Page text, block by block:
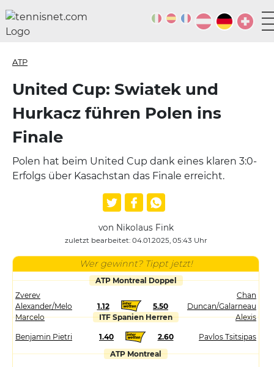
ATP
United Cup: Swiatek und
Hurkacz führen Polen ins
Finale
Polen hat beim United Cup dank eines klaren 3:0-
Erfolgs über Kasachstan das Finale erreicht.
von Nikolaus Fink
zuletzt bearbeitet: 04.01.2025, 05:43 Uhr
Wer gewinnt? Tippt jetzt!
ATP Montreal Doppel
Zverev
Alexander/Melo
Marcelo
1.12 5.50
Chan
Duncan/Galarneau
Alexis
ITF Spanien Herren
Benjamin Pietri 1.40 2.60
Pavlos Tsitsipas
ATP Montreal